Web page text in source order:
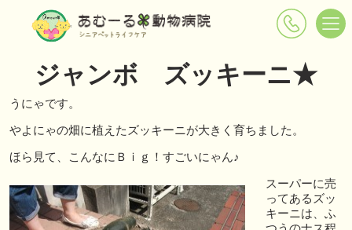
ジャンボ ズッキーニ★
うにゃです。
やよにゃの畑に植えたズッキーニが大きく育ちました。
ほら見て、こんなにＢｉｇ！すごいにゃん♪
スーパーに売
ってあるズッ
キーニは、ふ